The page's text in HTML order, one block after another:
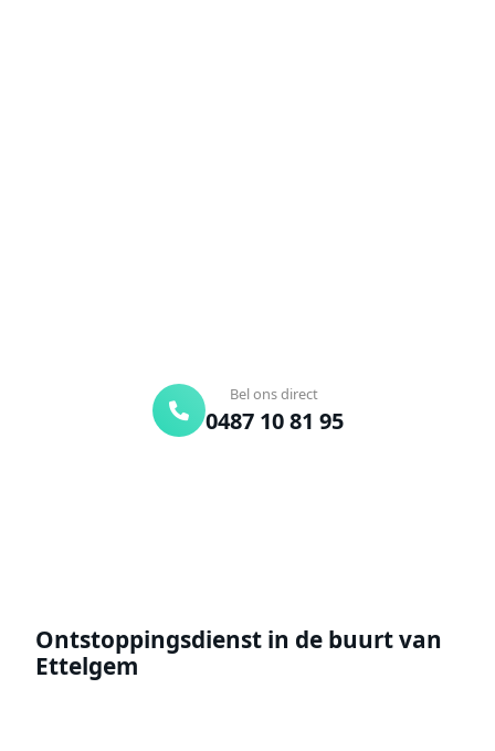
Bel ons direct
0487 10 81 95
Ontstoppingsdienst in de buurt van
Ettelgem